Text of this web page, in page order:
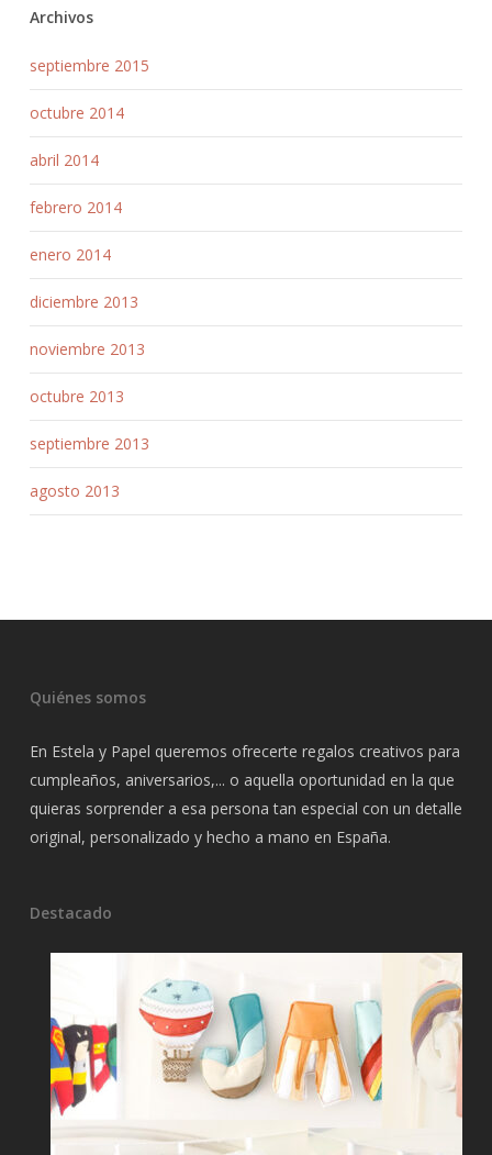
Archivos
septiembre 2015
octubre 2014
abril 2014
febrero 2014
enero 2014
diciembre 2013
noviembre 2013
octubre 2013
septiembre 2013
agosto 2013
Quiénes somos
En Estela y Papel queremos ofrecerte regalos creativos para
cumpleaños, aniversarios,... o aquella oportunidad en la que
quieras sorprender a esa persona tan especial con un detalle
original, personalizado y hecho a mano en España.
Destacado